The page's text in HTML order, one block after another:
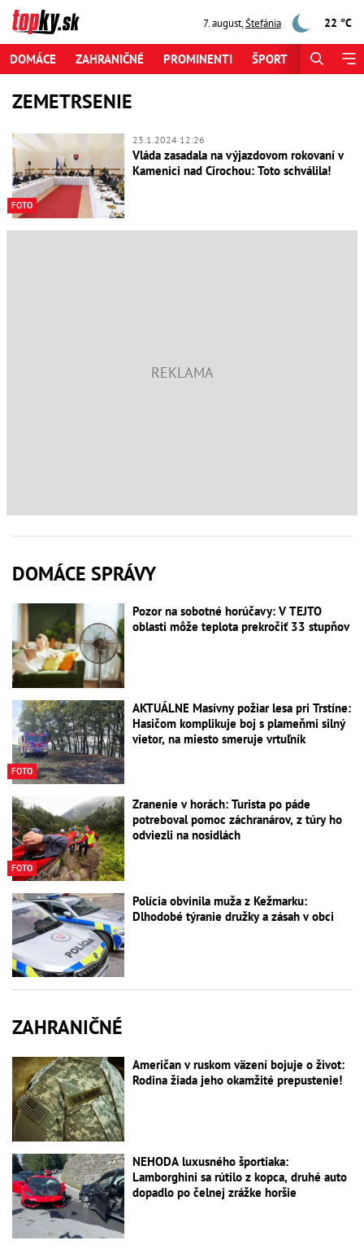
7. august,Štefánia 22 °C
DOMÁCE ZAHRANIČNÉ PROMINENTI ŠPORT
ZEMETRSENIE
FOTO
23.1.2024 12:26
Vláda zasadala na výjazdovom rokovaní v
Kamenici nad Cirochou: Toto schválila!
DOMÁCE SPRÁVY
Pozor na sobotné horúčavy: V TEJTO
oblasti môže teplota prekročiť 33 stupňov
FOTO
AKTUÁLNE Masívny požiar lesa pri Trstíne:
Hasičom komplikuje boj s plameňmi silný
vietor, na miesto smeruje vrtuľník
FOTO
Zranenie v horách: Turista po páde
potreboval pomoc záchranárov, z túry ho
odviezli na nosidlách
Polícia obvinila muža z Kežmarku:
Dlhodobé týranie družky a zásah v obci
ZAHRANIČNÉ
Američan v ruskom väzení bojuje o život:
Rodina žiada jeho okamžité prepustenie!
NEHODA luxusného športiaka:
Lamborghini sa rútilo z kopca, druhé auto
dopadlo po čelnej zrážke horšie